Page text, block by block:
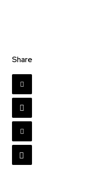
Share